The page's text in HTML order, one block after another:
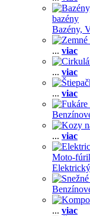
bazény
Bazény,
... viac
... viac
... viac
... viac
Moto-
... viac